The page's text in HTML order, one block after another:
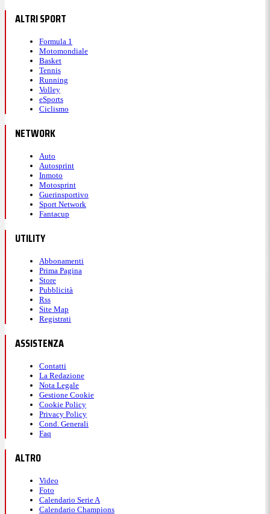
ALTRI SPORT
Formula 1
Motomondiale
Basket
Tennis
Running
Volley
eSports
Ciclismo
NETWORK
Auto
Autosprint
Inmoto
Motosprint
Guerinsportivo
Sport Network
Fantacup
UTILITY
Abbonamenti
Prima Pagina
Store
Pubblicità
Rss
Site Map
Registrati
ASSISTENZA
Contatti
La Redazione
Nota Legale
Gestione Cookie
Cookie Policy
Privacy Policy
Cond. Generali
Faq
ALTRO
Video
Foto
Calendario Serie A
Calendario Champions